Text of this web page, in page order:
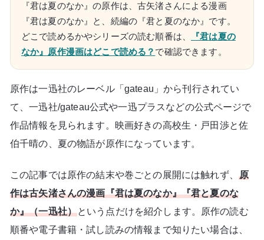
『君は夏のなか』の原作は、古矢渚さんによる漫画
『君は夏のなか』と、続編の『君と夏のなか』です。
どこで読めるかやシリーズの読む順番は、
『君は夏の
なか』原作漫画はどこで読める？ で確認できます。
原作は一迅社のレーベル「gateau」から刊行されてい
て、一迅社/gateau公式や一迅プラスなどの公式ページで
作品情報を見られます。映画好きの高校生・戸田渉と佐
伯千晴の、夏の物語が原作になっています。
この記事では原作の結末や巻ごとの展開には触れず、 原
作は古矢渚さんの漫画『君は夏のなか』『君と夏のな
か』（一迅社）という点だけを紹介します。原作の読む
順番や電子書籍・試し読みの情報まで知りたい場合は、